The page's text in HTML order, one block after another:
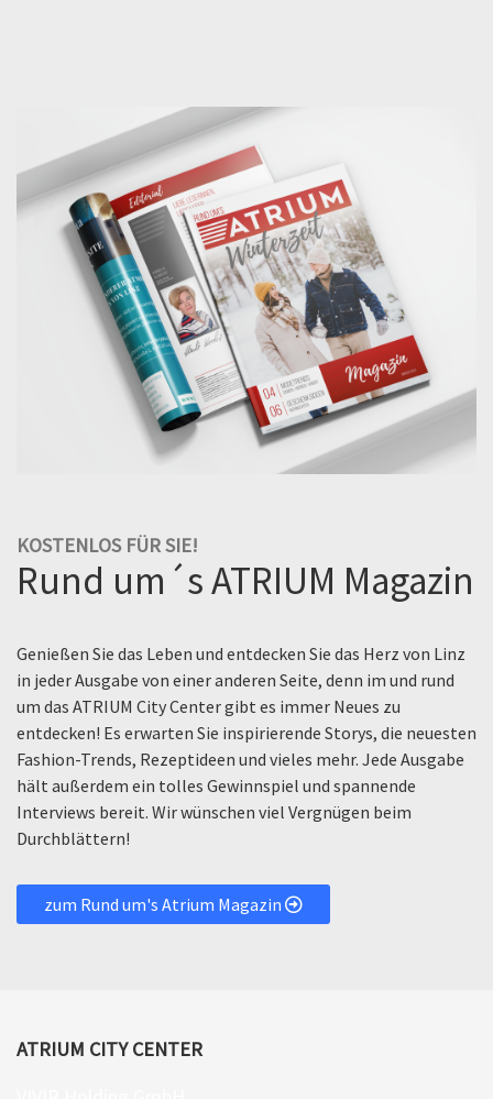
KOSTENLOS FÜR SIE!
Rund um´s ATRIUM Magazin
Genießen Sie das Leben und entdecken Sie das Herz von Linz
in jeder Ausgabe von einer anderen Seite, denn im und rund
um das ATRIUM City Center gibt es immer Neues zu
entdecken! Es erwarten Sie inspirierende Storys, die neuesten
Fashion-Trends, Rezeptideen und vieles mehr. Jede Ausgabe
hält außerdem ein tolles Gewinnspiel und spannende
Interviews bereit. Wir wünschen viel Vergnügen beim
Durchblättern!
zum Rund um's Atrium Magazin
ATRIUM CITY CENTER